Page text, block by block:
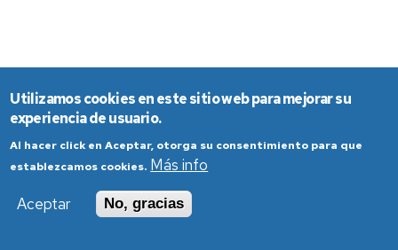
Utilizamos cookies en este sitio web para mejorar su
experiencia de usuario.
Al hacer click en Aceptar, otorga su consentimiento para que
establezcamos cookies. Más info
Aceptar
No, gracias